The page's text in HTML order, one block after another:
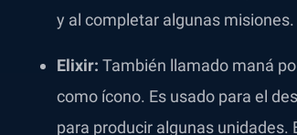
y al completar algunas misiones.
Elixir: También llamado maná
como ícono. Es usado para el
para producir algunas unidades.